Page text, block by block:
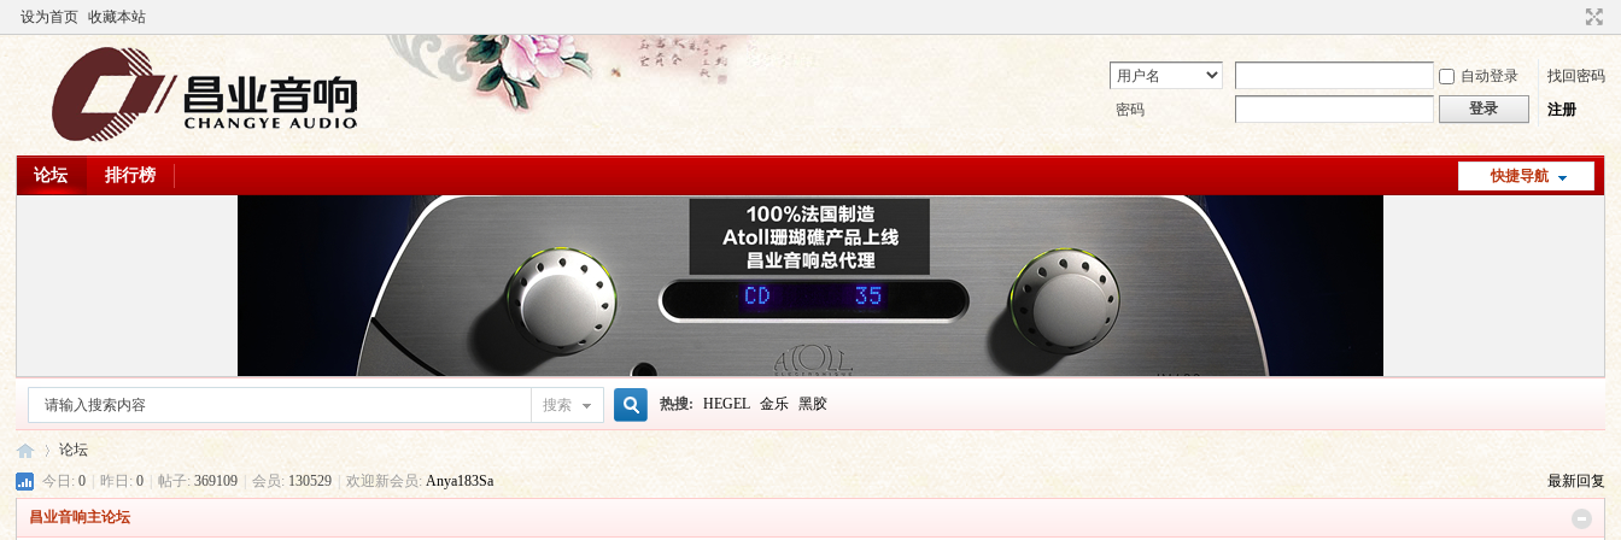
设为首页 收藏本站
自动登录
找回密码
密码
登录 注册
快捷导航
论坛 排行榜
搜索
搜
热搜: HEGEL 金乐 黑胶
论坛
今日:0 昨日:0 帖子:369109 会员: 130529 欢迎新会员:Anya183Sa 最新回复
昌业音响主论坛